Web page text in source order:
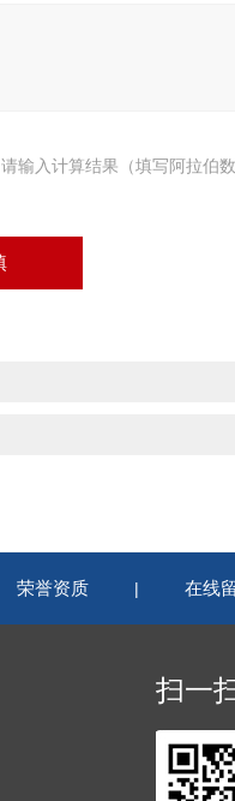
请输入计算结果（填写阿拉伯
荣誉资质 | 在线
扫一